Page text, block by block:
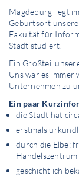
Magdeburg liegt
Geburtsort
Fakultät für
Stadt studiert.
Ein Großteil
Uns war es
Unternehmen zu
Ein paar
die Stadt hat
erstmals
durch die Elbe:
Handelszentrum
geschichtlich